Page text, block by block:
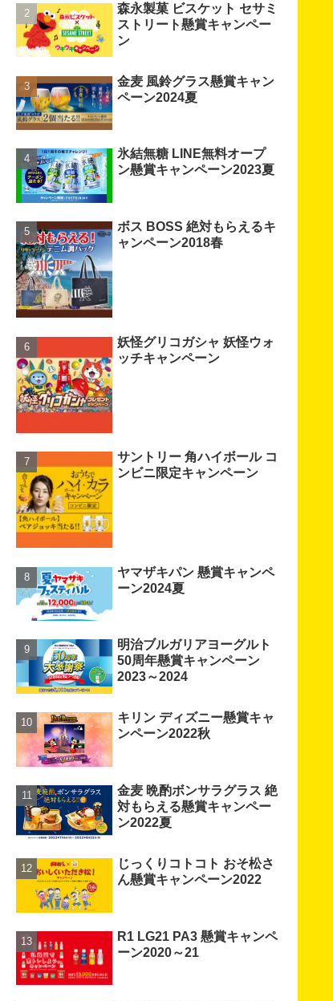
森永製菓 ビスケット セサミ
ストリート懸賞キャンペー
ン
金麦 風鈴グラス懸賞キャン
ペーン2024夏
氷結無糖 LINE無料オープ
ン懸賞キャンペーン2023夏
ボス BOSS 絶対もらえるキ
ャンペーン2018春
妖怪グリコガシャ 妖怪ウォ
ッチキャンペーン
サントリー 角ハイボール コ
ンビニ限定キャンペーン
ヤマザキパン 懸賞キャンペ
ーン2024夏
明治ブルガリアヨーグルト
50周年懸賞キャンペーン
2023～2024
キリン ディズニー懸賞キャ
ンペーン2022秋
金麦 晩酌ボンサラグラス 絶
対もらえる懸賞キャンペー
ン2022夏
じっくりコトコト おそ松さ
ん懸賞キャンペーン2022
R1 LG21 PA3 懸賞キャンペ
ーン2020～21